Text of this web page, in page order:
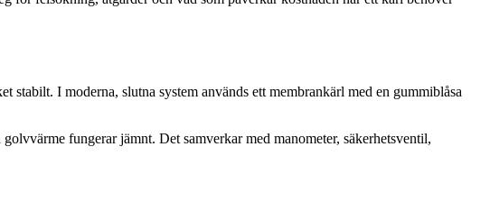
I moderna, slutna system används ett membrankärl med en gummiblåsa
fungerar jämnt. Det samverkar med manometer, säkerhetsventil,